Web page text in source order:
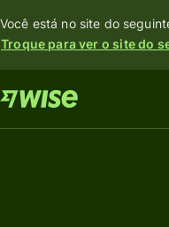
Você está no site do
Troque para ver o site do